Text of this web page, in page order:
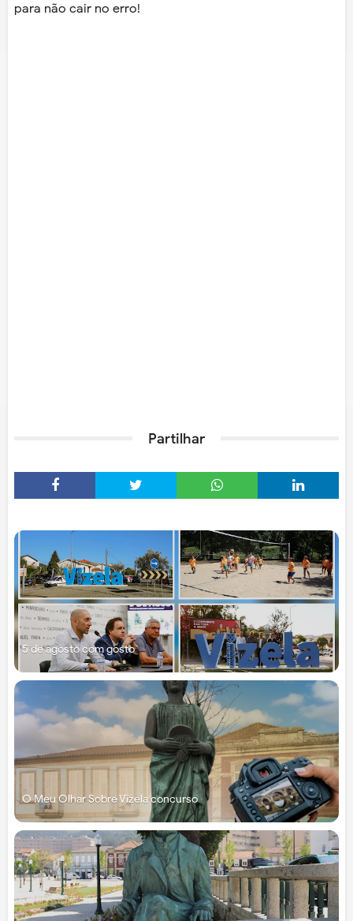
para não cair no erro!
Partilhar
5 de agosto com gosto
O Meu Olhar Sobre Vizela concurso